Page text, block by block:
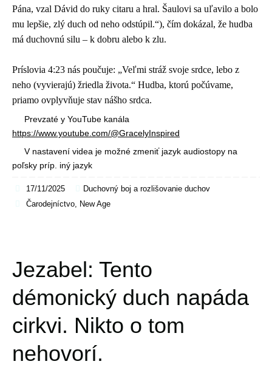
Pána, vzal Dávid do ruky citaru a hral. Šaulovi sa uľavilo a bolo
mu lepšie, zlý duch od neho odstúpil.“), čím dokázal, že hudba
má duchovnú silu – k dobru alebo k zlu.
Príslovia 4:23 nás poučuje: „Veľmi stráž svoje srdce, lebo z
neho (vyvierajú) žriedla života.“ Hudba, ktorú počúvame,
priamo ovplyvňuje stav nášho srdca.
Prevzaté y YouTube kanála
https://www.youtube.com/@GracelyInspired
V nastavení videa je možné zmeniť jazyk audiostopy na
poľsky príp. iný jazyk
17/11/2025
Duchovný boj a rozlišovanie duchov
Čarodejníctvo, New Age
Jezabel: Tento
démonický duch napáda
cirkvi. Nikto o tom
nehovorí.